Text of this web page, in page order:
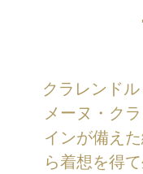
クラレンド
メーヌ・ク
インが備え
ら着想を得